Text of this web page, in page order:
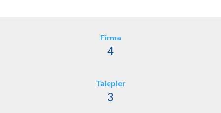
Firma
4
Talepler
3